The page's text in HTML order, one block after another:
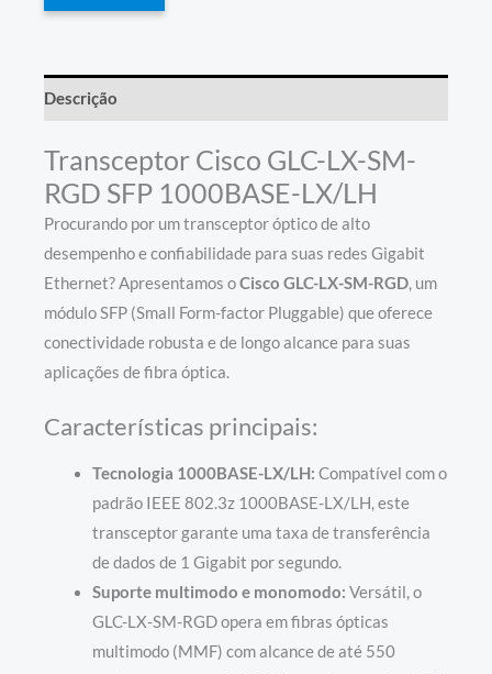
Descrição
Transceptor Cisco GLC-LX-SM-
RGD SFP 1000BASE-LX/LH
Procurando por um transceptor óptico de alto
desempenho e confiabilidade para suas redes Gigabit
Ethernet? Apresentamos oCisco GLC-LX-SM-RGD, um
módulo SFP (Small Form-factor Pluggable) que oferece
conectividade robusta e de longo alcance para suas
aplicações de fibra óptica.
Características principais:
Tecnologia 1000BASE-LX/LH: Compatível com o
padrão IEEE 802.3z 1000BASE-LX/LH, este
transceptor garante uma taxa de transferência
de dados de 1 Gigabit por segundo.
Suporte multimodo e monomodo: Versátil, o
GLC-LX-SM-RGD opera em fibras ópticas
multimodo (MMF) com alcance de até 550